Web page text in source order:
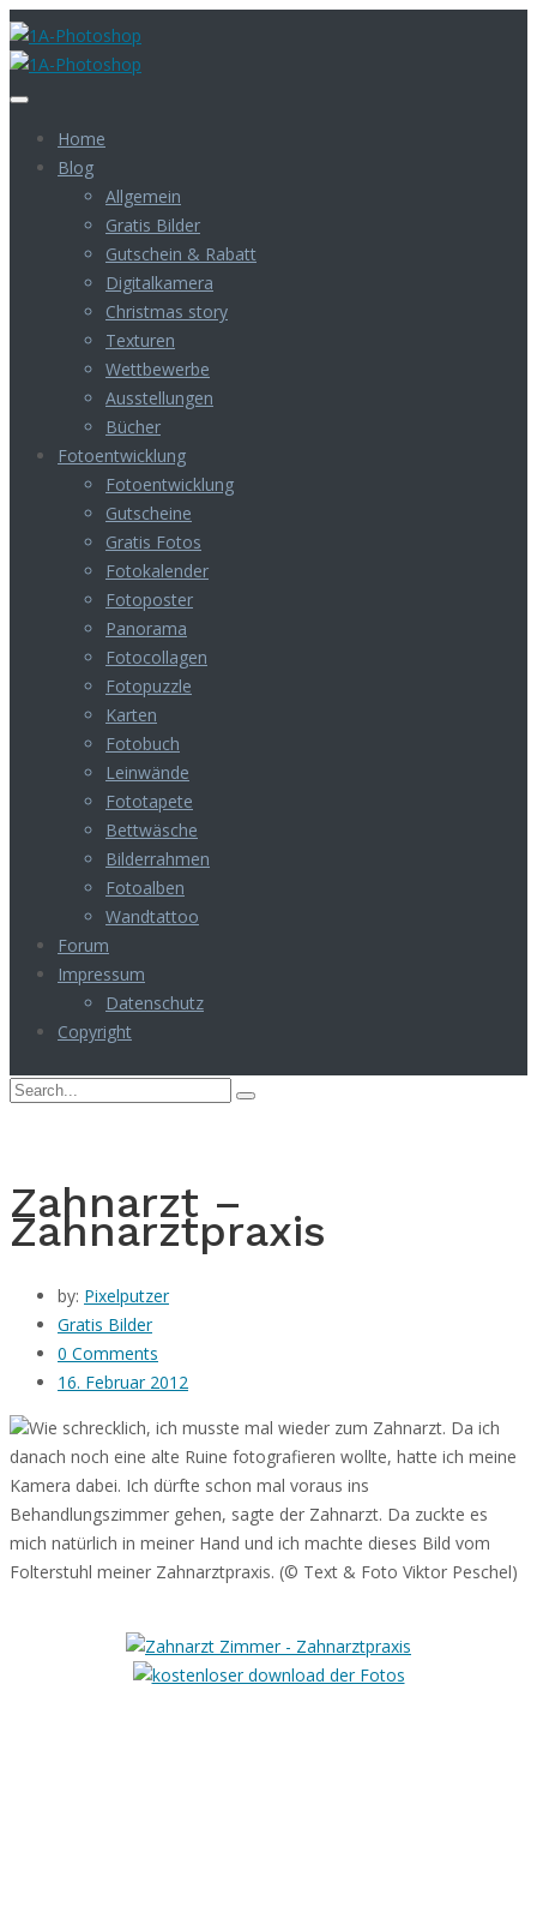
Home
Blog
Allgemein
Gratis Bilder
Gutschein & Rabatt
Digitalkamera
Christmas story
Texturen
Wettbewerbe
Ausstellungen
Bücher
Fotoentwicklung
Fotoentwicklung
Gutscheine
Gratis Fotos
Fotokalender
Fotoposter
Panorama
Fotocollagen
Fotopuzzle
Karten
Fotobuch
Leinwände
Fototapete
Bettwäsche
Bilderrahmen
Fotoalben
Wandtattoo
Forum
Impressum
Datenschutz
Copyright
Zahnarzt –
Zahnarztpraxis
by: Pixelputzer
Gratis Bilder
0 Comments
16. Februar 2012
Wie schrecklich, ich musste mal wieder zum Zahnarzt. Da ich
danach noch eine alte Ruine fotografieren wollte, hatte ich meine
Kamera dabei. Ich dürfte schon mal voraus ins
Behandlungszimmer gehen, sagte der Zahnarzt. Da zuckte es
mich natürlich in meiner Hand und ich machte dieses Bild vom
Folterstuhl meiner Zahnarztpraxis. (© Text & Foto Viktor Peschel)